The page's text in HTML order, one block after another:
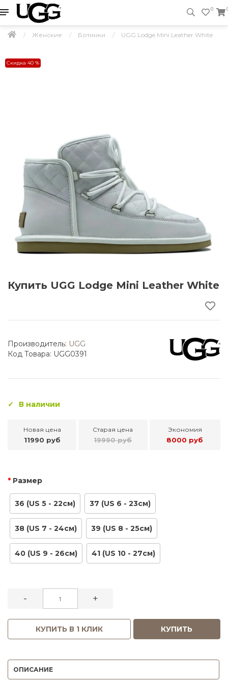
0
Женские Ботинки UGG Lodge Mini Leather White
Скидка 40 %
Купить UGG Lodge Mini Leather White
Производитель: UGG
Код Товара: UGG0391
В наличии
Новая цена
11990 руб
Старая цена
19990 руб
Экономия
8000 руб
Размер
36 (US 5 - 22см) 37 (US 6 - 23см)
38 (US 7 - 24см) 39 (US 8 - 25см)
40 (US 9 - 26см) 41 (US 10 - 27см)
- +
КУПИТЬ В 1 КЛИК КУПИТЬ
ОПИСАНИЕ